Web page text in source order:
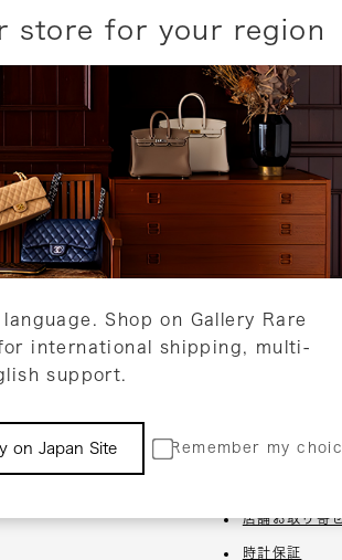
store for your region
Shop on Gallery Rare
international shipping, multi-
support.
on Japan Site Remember my
て
可能です。
配送につい
配送業者：佐川
ご注文確認（銀
営業日以内のご
が一出荷が遅れ
詳しくはこちら
サービス
店舗お取り寄
時計保証